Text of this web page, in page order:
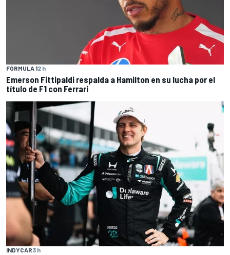
FÓRMULA 12 h
Emerson Fittipaldi respalda a Hamilton en su lucha por el
título de F1 con Ferrari
INDYCAR3 h